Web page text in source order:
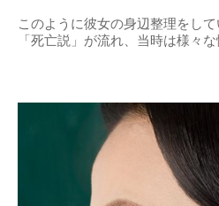
このように彼女の身辺整理をし
「死亡説」が流れ、当時は様々